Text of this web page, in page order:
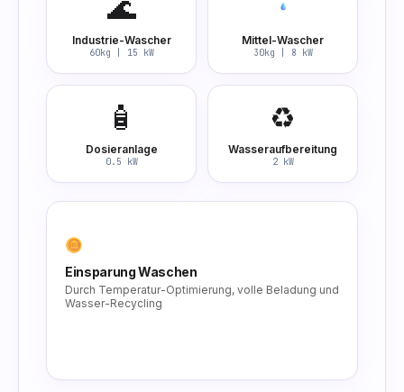
🌊
Industrie-Wascher
60kg | 15 kW
Mittel-Wascher
30kg | 8 kW
🧴
Dosieranlage
0.5 kW
♻️
Wasseraufbereitung
2 kW
Einsparung Waschen
Durch Temperatur-Optimierung, volle Beladung und
Wasser-Recycling